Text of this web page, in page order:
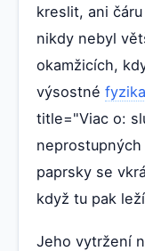
kreslit, ani
nikdy nebyl
okamžicích,
výsostné fyzika
title="Viac o:
paprsky se
když tu pak
Jeho vytržení